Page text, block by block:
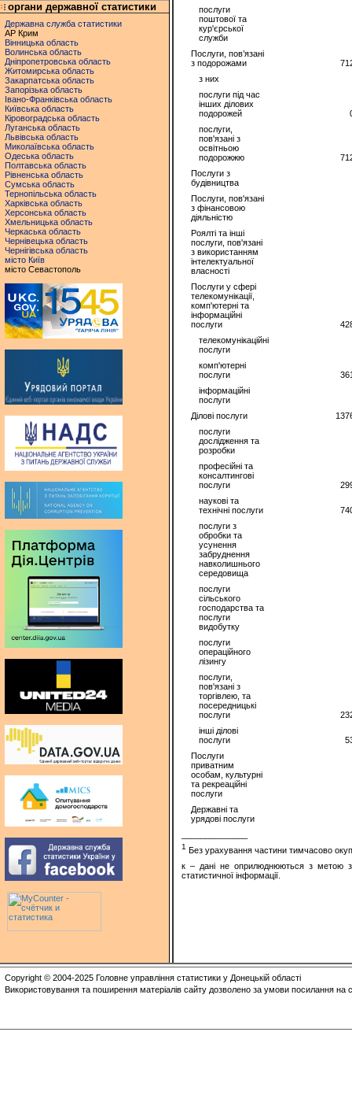
органи державної статистики
Державна служба статистики
АР Крим
Вінницька область
Волинська область
Дніпропетровська область
Житомирська область
Закарпатська область
Запорізька область
Івано-Франківська область
Київська область
Кіровоградська область
Луганська область
Львівська область
Миколаївська область
Одеська область
Полтавська область
Рівненська область
Сумська область
Тернопільська область
Харківська область
Херсонська область
Хмельницька область
Черкаська область
Чернівецька область
Чернігівська область
місто Київ
місто Севастополь
послуги
поштової та
кур'єрської
служби
Послуги, пов’язані
з подорожами
з них
послуги під час
інших ділових
подорожей
послуги,
пов'язані з
освітньою
подорожжю
Послуги з
будівництва
Послуги, пов'язані
з фінансовою
діяльністю
Роялті та інші
послуги, пов'язані
з використанням
інтелектуальної
власності
Послуги у сфері
телекомунікації,
комп'ютерні та
інформаційні
послуги
телекомунікаційні
послуги
комп'ютерні
послуги
інформаційні
послуги
Ділові послуги
послуги
дослідження та
розробки
професійні та
консалтингові
послуги
наукові та
технічні послуги
послуги з
обробки та
усунення
забруднення
навколишнього
середовища
послуги
сільського
господарства та
послуги
видобутку
послуги
операційного
лізингу
послуги,
пов'язані з
торгівлею, та
посередницькі
послуги
інші ділові
послуги
Послуги
приватним
особам, культурні
та рекреаційні
послуги
Державні та
урядові послуги
1 Без урахування частини тимчасово
к – дані не оприлюднюються з метою
статистичної інформації.
Copyright © 2004-2025 Головне управління статистики у Донецькій області
Використовування та поширення матеріалів сайту дозволено за умови посилання на